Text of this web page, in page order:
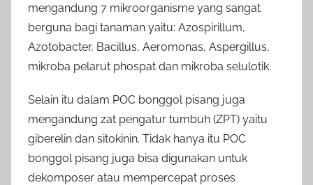
mengandung 7 mikroorganisme yang sangat
berguna bagi tanaman yaitu: Azospirillum,
Azotobacter, Bacillus, Aeromonas, Aspergillus,
mikroba pelarut phospat dan mikroba selulotik.
Selain itu dalam POC bonggol pisang juga
mengandung zat pengatur tumbuh (ZPT) yaitu
giberelin dan sitokinin. Tidak hanya itu POC
bonggol pisang juga bisa digunakan untuk
dekomposer atau mempercepat proses